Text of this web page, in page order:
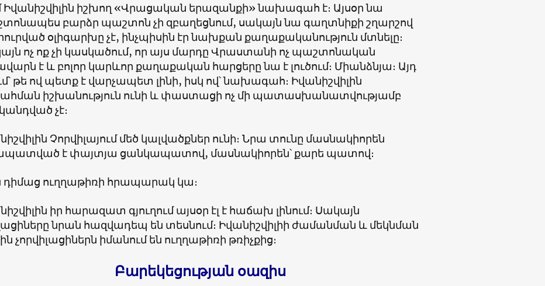
Իվանիշվիլին իշխող «Վրացական երազանքի» նախագահ է։ Այսօր նա
բարձր պաշտոն չի զբաղեցնում, սակայն նա գաղտնիքի շղարշով
օլիգարխը չէ, ինչպիսին էր նախքան քաղաքականություն մտնելը։
ոչ ոք չի կասկածում, որ այս մարդը Վրաստանի ոչ պաշտոնական
է և բոլոր կարևոր քաղաքական հարցերը նա է լուծում։ Միանձնյա։ Այդ
թե ով պետք է վարչապետ լինի, իսկ ով՝ նախագահ։ Իվանիշվիլին
իշխանություն ունի և փաստացի ոչ մի պատասխանատվությամբ
չէ։
Չորվիլայում մեծ կալվածքներ ունի։ Նրա տունը մասնակիորեն
է փայտյա ցանկապատով, մասնակիորեն՝ քարե պատով։
դիմաց ուղղաթիռի հրապարակ կա։
իր հարազատ գյուղում այսօր էլ է հաճախ լինում։ Սակայն
նրան հազվադեպ են տեսնում։ Իվանիշվիլիի ժամանման և մեկնման
չորվիլացիներն իմանում են ուղղաթիռի թռիչքից։
Բարեկեցության օազիս